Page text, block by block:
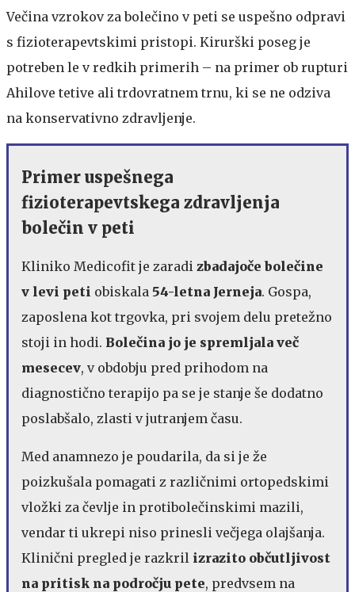
Večina vzrokov za bolečino v peti se uspešno odpravi
s fizioterapevtskimi pristopi. Kirurški poseg je
potreben le v redkih primerih – na primer ob rupturi
Ahilove tetive ali trdovratnem trnu, ki se ne odziva
na konservativno zdravljenje.
Primer uspešnega
fizioterapevtskega zdravljenja
bolečin v peti
Kliniko Medicofit je zaradi zbadajoče bolečine
v levi peti obiskala 54-letna Jerneja. Gospa,
zaposlena kot trgovka, pri svojem delu pretežno
stoji in hodi. Bolečina jo je spremljala več
mesecev, v obdobju pred prihodom na
diagnostično terapijo pa se je stanje še dodatno
poslabšalo, zlasti v jutranjem času.
Med anamnezo je poudarila, da si je že
poizkušala pomagati z različnimi ortopedskimi
vložki za čevlje in protibolečinskimi mazili,
vendar ti ukrepi niso prinesli večjega olajšanja.
Klinični pregled je razkril izrazito občutljivost
na pritisk na področju pete, predvsem na